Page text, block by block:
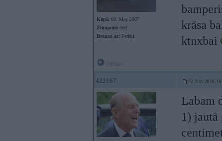
Kopš: 09. May 2007
Ziņojumi: 552
Braucu ar: Ferrari
krāsa
ktnxbai
422167 02. Nov 2016,
Labam
1) jautā